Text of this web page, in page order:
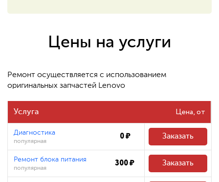
Цены на услуги
Ремонт осуществляется с использованием
оригинальных запчастей Lenovo
Услуга Цена
Диагностика
популярная 0 ₽ Заказать
Ремонт блока питания
популярная 300 ₽ Заказать